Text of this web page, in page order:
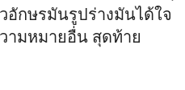
กษรมันรูปร่างมันได้ใจ
ามหมายอื่น สุดท้าย